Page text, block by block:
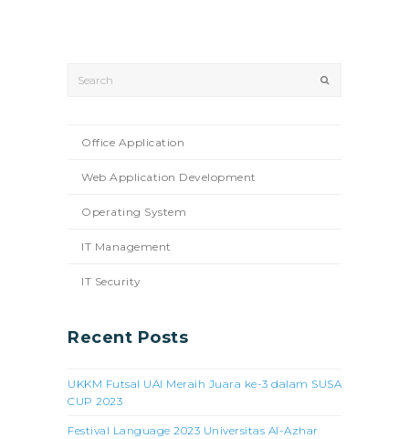
Office Application
Web Application Development
Operating System
IT Management
IT Security
Recent Posts
UKKM Futsal UAI Meraih Juara ke-3 dalam SUSA
CUP 2023
Festival Language 2023 Universitas Al-Azhar